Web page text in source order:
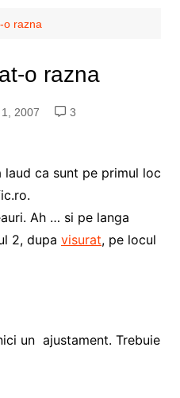
o razna
o razna
2007
3
ca sunt pe primul loc
Ah … si pe langa
2, dupa visurat, pe locul
un ajustament. Trebuie